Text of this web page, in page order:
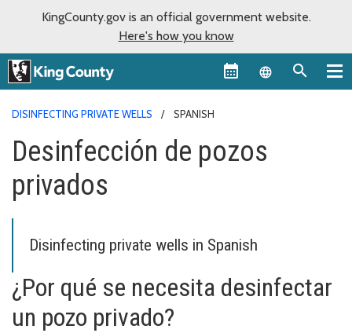
KingCounty.gov is an official government website.
Here's how you know
Language
DISINFECTING PRIVATE WELLS SPANISH
Desinfección de pozos
privados
Disinfecting private wells in Spanish
¿Por qué se necesita desinfectar
un pozo privado?